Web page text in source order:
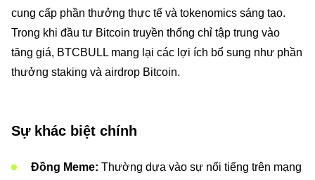
cung cấp phần thưởng thực tế và tokenomics sáng tạo.
Trong khi đầu tư Bitcoin truyền thống chỉ tập trung vào
tăng giá, BTCBULL mang lại các lợi ích bổ sung như phần
thưởng staking và airdrop Bitcoin.
Sự khác biệt chính
Đồng Meme: Thường dựa vào sự nổi tiếng trên mạng